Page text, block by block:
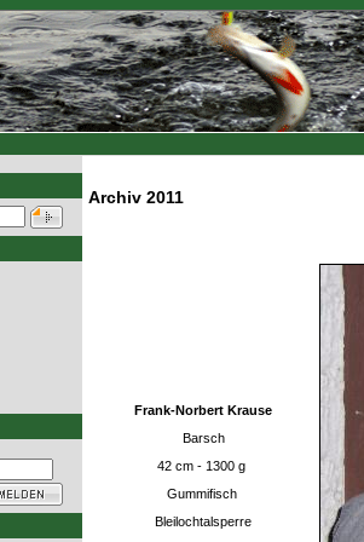
Archiv 2011
Frank-Norbert Krause
Barsch
42 cm - 1300 g
Gummifisch
Bleilochtalsperre